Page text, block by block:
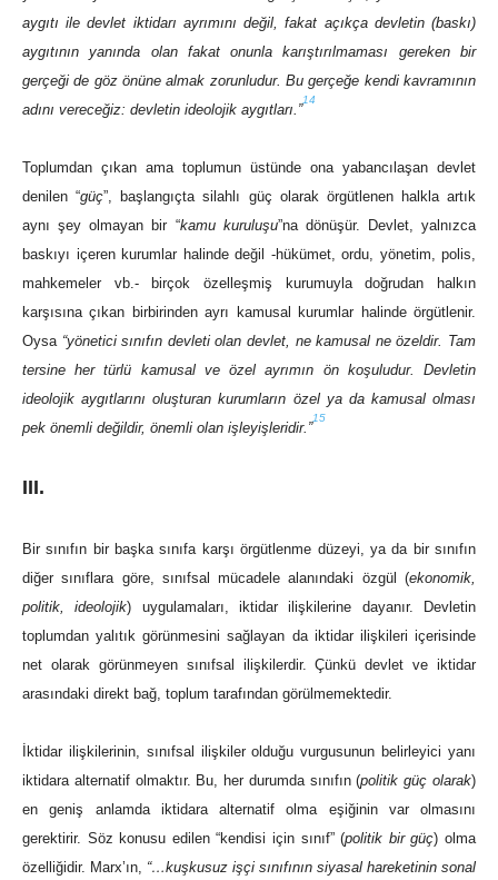
aygıtı ile devlet iktidarı ayrımını değil, fakat açıkça devletin (baskı)
aygıtının yanında olan fakat onunla karıştırılmaması gereken bir
gerçeği de göz önüne almak zorunludur. Bu gerçeğe kendi kavramının
adını vereceğiz: devletin ideolojik aygıtları.”
14
Toplumdan çıkan ama toplumun üstünde ona yabancılaşan devlet
denilen “güç”, başlangıçta silahlı güç olarak örgütlenen halkla artık
aynı şey olmayan bir “kamu kuruluşu”na dönüşür. Devlet, yalnızca
baskıyı içeren kurumlar halinde değil -hükümet, ordu, yönetim, polis,
mahkemeler vb.- birçok özelleşmiş kurumuyla doğrudan halkın
karşısına çıkan birbirinden ayrı kamusal kurumlar halinde örgütlenir.
Oysa “yönetici sınıfın devleti olan devlet, ne kamusal ne özeldir. Tam
tersine her türlü kamusal ve özel ayrımın ön koşuludur. Devletin
ideolojik aygıtlarını oluşturan kurumların özel ya da kamusal olması
pek önemli değildir, önemli olan işleyişleridir.”
15
III.
Bir sınıfın bir başka sınıfa karşı örgütlenme düzeyi, ya da bir sınıfın
diğer sınıflara göre, sınıfsal mücadele alanındaki özgül (ekonomik,
politik, ideolojik) uygulamaları, iktidar ilişkilerine dayanır. Devletin
toplumdan yalıtık görünmesini sağlayan da iktidar ilişkileri içerisinde
net olarak görünmeyen sınıfsal ilişkilerdir. Çünkü devlet ve iktidar
arasındaki direkt bağ, toplum tarafından görülmemektedir.
İktidar ilişkilerinin, sınıfsal ilişkiler olduğu vurgusunun belirleyici yanı
iktidara alternatif olmaktır. Bu, her durumda sınıfın (politik güç olarak)
en geniş anlamda iktidara alternatif olma eşiğinin var olmasını
gerektirir. Söz konusu edilen “kendisi için sınıf” (politik bir güç) olma
özelliğidir. Marx’ın, “…kuşkusuz işçi sınıfının siyasal hareketinin sonal